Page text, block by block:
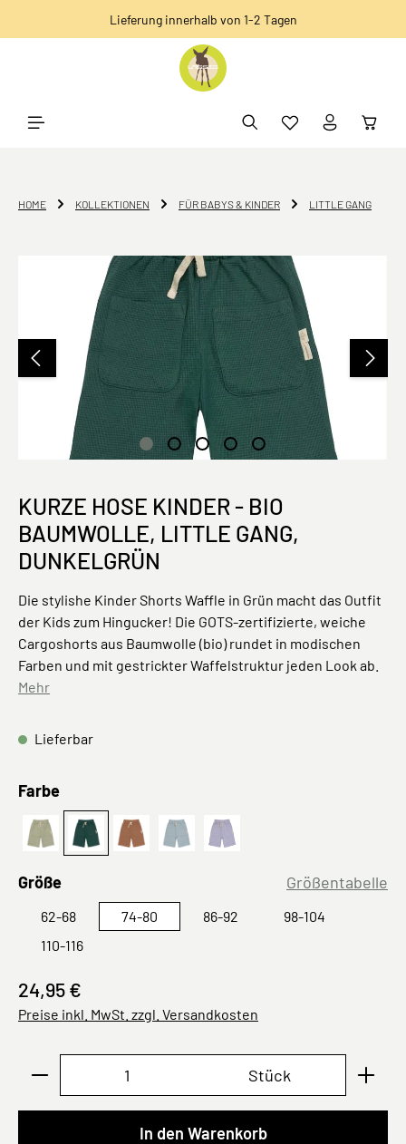
Lieferung innerhalb von 1-2 Tagen
HOME KOLLEKTIONEN FÜR BABYS & KINDER LITTLE GANG
Bildergalerie überspringen
KURZE HOSE KINDER - BIO
BAUMWOLLE, LITTLE GANG,
DUNKELGRÜN
Die stylishe Kinder Shorts Waffle in Grün macht das Outfit
der Kids zum Hingucker! Die GOTS-zertifizierte, weiche
Cargoshorts aus Baumwolle (bio) rundet in modischen
Farben und mit gestrickter Waffelstruktur jeden Look ab.
Mehr
Lieferbar
Farbeauswählen
Khaki DunkelgrünKaramellHellblauLila
Größeauswählen Größentabelle
62-68 74-80 86-92
98-104
110-116
24,95 €
Preise inkl. MwSt. zzgl. Versandkosten
Produkt Anzahl: Gib den gewünschten
Stück
In den Warenkorb